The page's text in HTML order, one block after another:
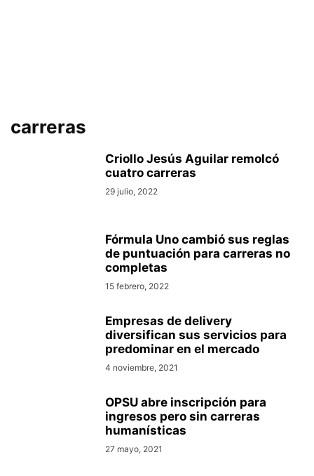
carreras
Criollo Jesús Aguilar remolcó
cuatro carreras
29 julio, 2022
Fórmula Uno cambió sus reglas
de puntuación para carreras no
completas
15 febrero, 2022
Empresas de delivery
diversifican sus servicios para
predominar en el mercado
4 noviembre, 2021
OPSU abre inscripción para
ingresos pero sin carreras
humanísticas
27 mayo, 2021